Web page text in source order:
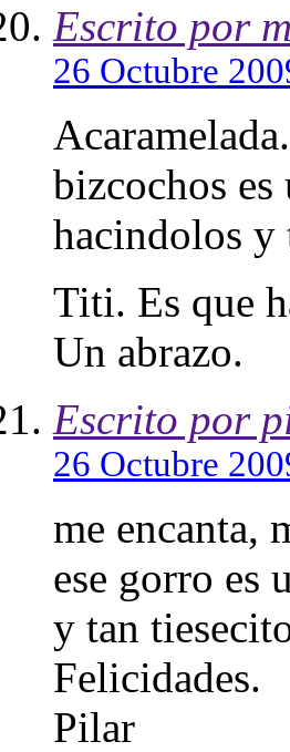
Escrito por
26 Octubre
bizcochos
hacindolos y
Titi. Es que
Un abrazo.
Escrito por
26 Octubre
me encanta,
ese gorro es
y tan
Felicidades.
Pilar